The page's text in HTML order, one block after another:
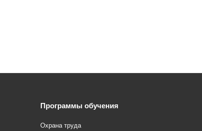
Программы обучения
Охрана труда